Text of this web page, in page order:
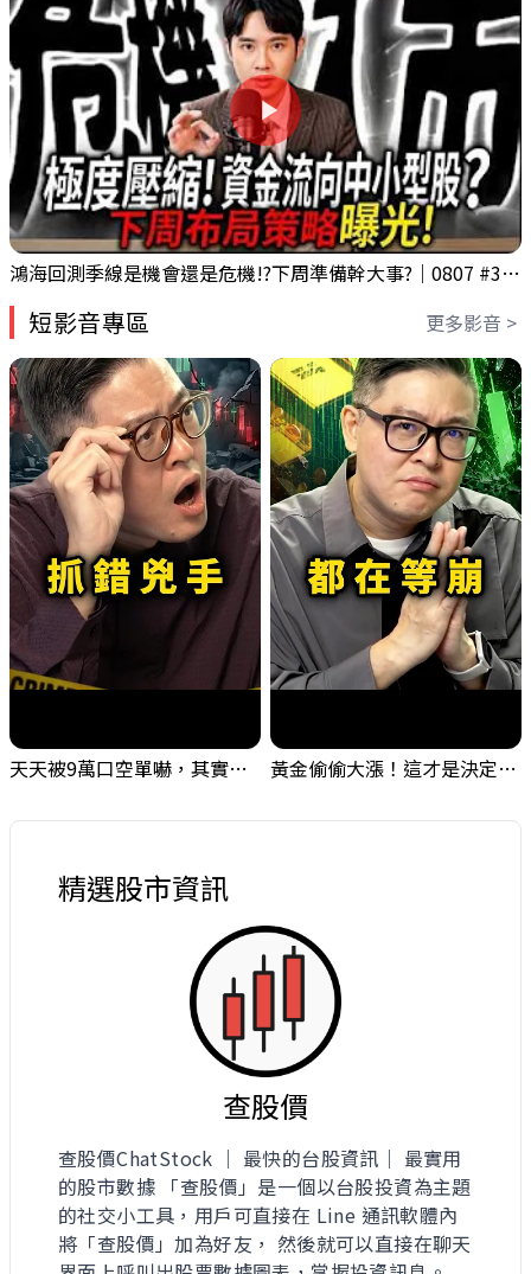
鴻海回測季線是機會還是危機!?下周準備幹大事?｜0807 #3661 #2317 #2317鴻海
短影音專區 更多影音 >
天天被9萬口空單嚇，其實你盯錯地方了｜Mr.Jimmy高志銘 #台股 #外資期貨 #融資 黃金偷偷大漲！這才是決定台股生死的「真風向球」！｜Mr.Jimmy高志銘 #黃金 #美元指數 #聯準會
精選股市資訊
查股價
查股價ChatStock ｜ 最快的台股資訊｜ 最實用
的股市數據 「查股價」是一個以台股投資為主題
的社交小工具，用戶可直接在 Line 通訊軟體內
將「查股價」加為好友， 然後就可以直接在聊天